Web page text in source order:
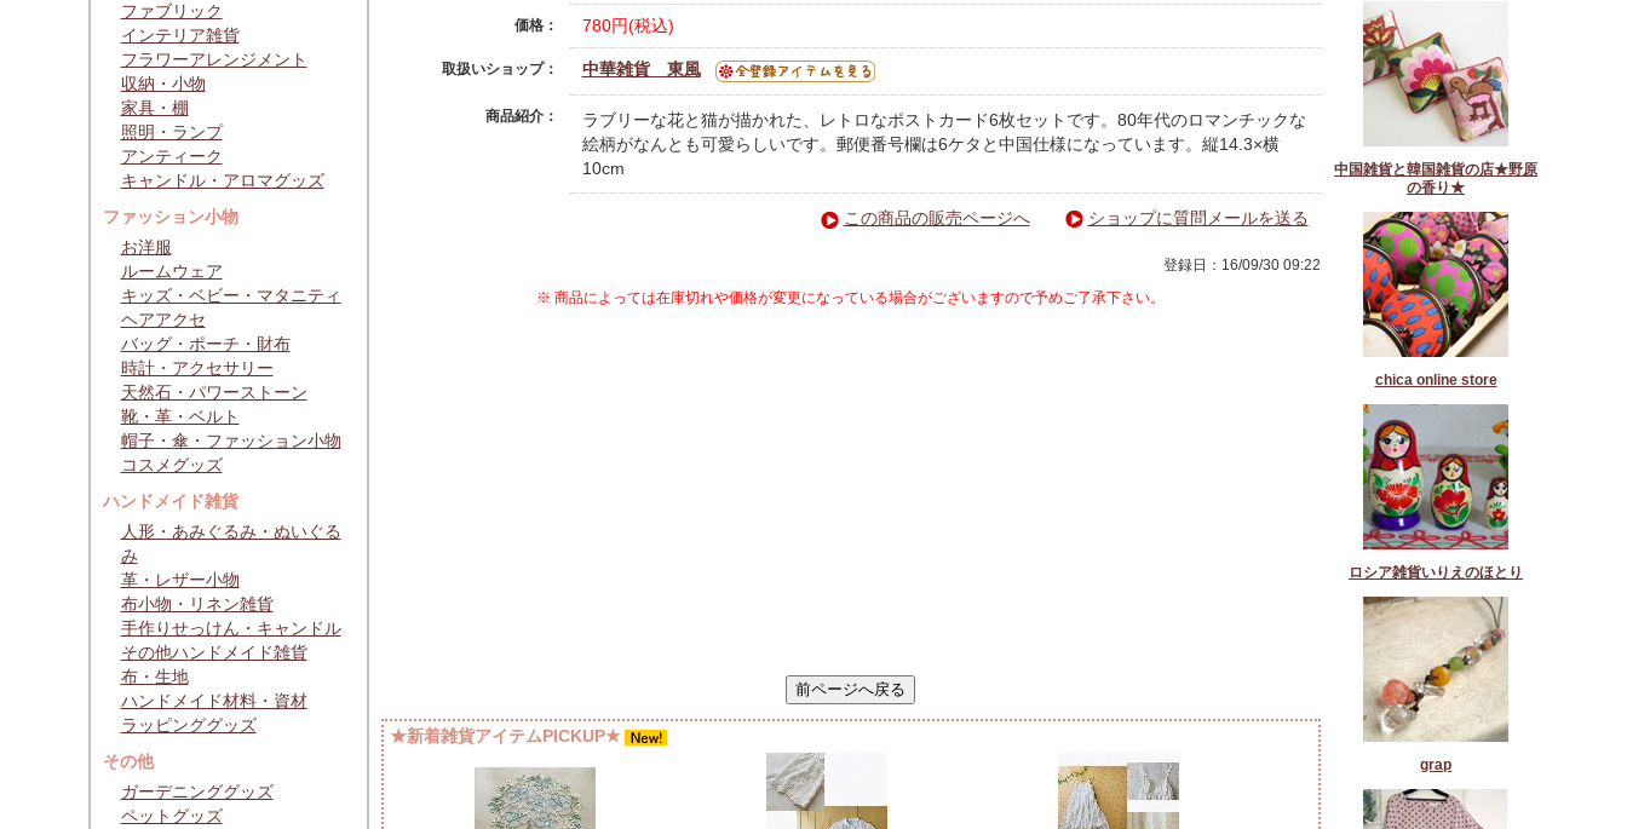
ファブリック
インテリア雑貨
フラワーアレンジメント
収納・小物
家具・棚
照明・ランプ
アンティーク
キャンドル・アロマグッズ
ファッション小物
お洋服
ルームウェア
キッズ・ベビー・マタニティ
ヘアアクセ
バッグ・ポーチ・財布
時計・アクセサリー
天然石・パワーストーン
靴・革・ベルト
帽子・傘・ファッション小物
コスメグッズ
ハンドメイド雑貨
人形・あみぐるみ・ぬいぐる
み
革・レザー小物
布小物・リネン雑貨
手作りせっけん・キャンドル
その他ハンドメイド雑貨
布・生地
ハンドメイド材料・資材
ラッピンググッズ
その他
ガーデニンググッズ
ペットグッズ
価格： 780円(税込)
取扱いショップ： 中華雑貨 東風
商品紹介：
ラブリーな花と猫が描かれた、レトロなポストカード6枚セットです。80年代のロマンチックな
絵柄がなんとも可愛らしいです。郵便番号欄は6ケタと中国仕様になっています。縦14.3×横
10cm
この商品の販売ページへ ショップに質問メールを送る
登録日：16/09/30 09:22
※ 商品によっては在庫切れや価格が変更になっている場合がございますので予めご了承下さい。
★新着雑貨アイテムPICKUP★
中国雑貨と韓国雑貨の店★野原
の香り★
chica online store
ロシア雑貨いりえのほとり
grap